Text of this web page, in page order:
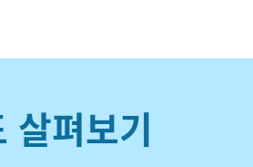
살펴보기